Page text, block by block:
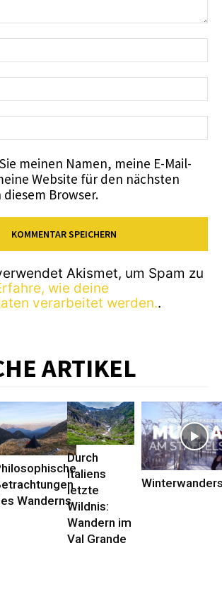
meinen Namen, meine E-Mail-
Website für den nächsten
Browser.
Akismet, um Spam zu
wie deine
verarbeitet werden..
ARTIKEL
Wanderns
Durch
Italiens
letzte
Wildnis:
Wandern im
Val Grande